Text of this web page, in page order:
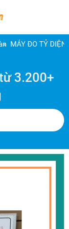
MÁY ĐO TỶ
3.200+